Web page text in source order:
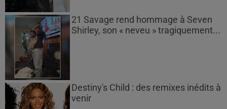
21 Savage rend hommage à Seven
Shirley, son « neveu » tragiquement...
Destiny's Child : des remixes inédits à
venir